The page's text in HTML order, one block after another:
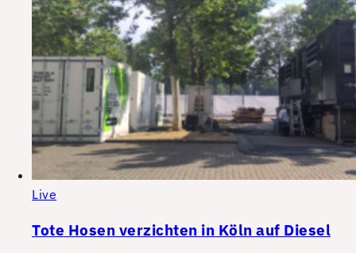
Live
Tote Hosen verzichten in Köln auf Diesel